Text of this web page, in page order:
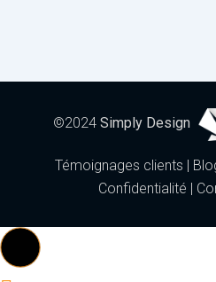
©2024 Simply Design
Témoignages clients |
Confidentialité |